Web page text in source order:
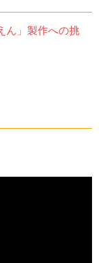
ん」製作への挑